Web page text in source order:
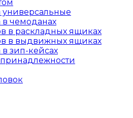
универсальные
чемоданах
в раскладных ящиках
в выдвижных ящиках
зип-кейсах